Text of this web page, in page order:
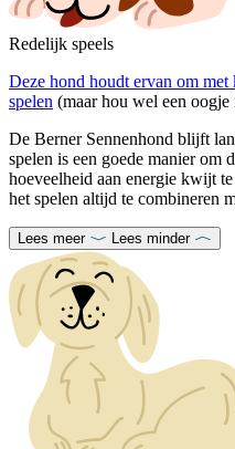
Redelijk speels
Deze hond houdt ervan om met
spelen (maar hou wel een oogje
De Berner Sennenhond blijft
spelen is een goede manier om
hoeveelheid aan energie kwijt
het spelen altijd te combineren
Lees meer Lees minder